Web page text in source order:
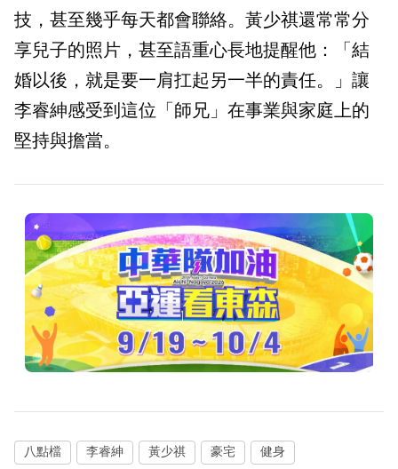
技，甚至幾乎每天都會聯絡。黃少祺還常常分
享兒子的照片，甚至語重心長地提醒他：「結
婚以後，就是要一肩扛起另一半的責任。」讓
李睿紳感受到這位「師兄」在事業與家庭上的
堅持與擔當。
八點檔 李睿紳 黃少祺 豪宅 健身